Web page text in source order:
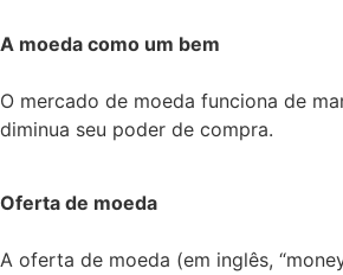
A moeda como um bem
O mercado de moeda funciona de
diminua seu poder de compra.
Oferta de moeda
A oferta de moeda (em inglês,